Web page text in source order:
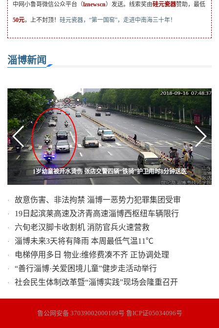
中网小鲁哥微信公众平台（lznewscn）发送。线索奖由硅元瓷器赞助，最低
50元，上不封顶！ 硅元瓷器，“第一国窑”，走进中南海三十年！
淄博新闻
淄博市妇女第十二次代表大会开幕
1岁幼童被开水烫伤 张店交警四辆“铁骑”护卫用时8分钟送医
首届中国农民丰收节来临之际,齐鲁沃野以结构调整展开一幅丰收画卷
· 故意伤害、非法拘禁 淄博一恶势力犯罪集团受审
· 19日起滨莱高速及济青高速淄博西枢纽车辆限行
· 六旬老汉脚卡收割机 消防官兵火速营救
· 淄博未来3天将有降雨 本周最低气温11℃
· 电梯停用多日 物业:维修费凑不齐 正协调处理
· “善行淄博·关爱困境儿童”健步走活动举行
· 社会民生体制改革暨“淄博实践”现场会隆重召开
鲁公网安备 37039002000109号 鲁ICP证05034096号